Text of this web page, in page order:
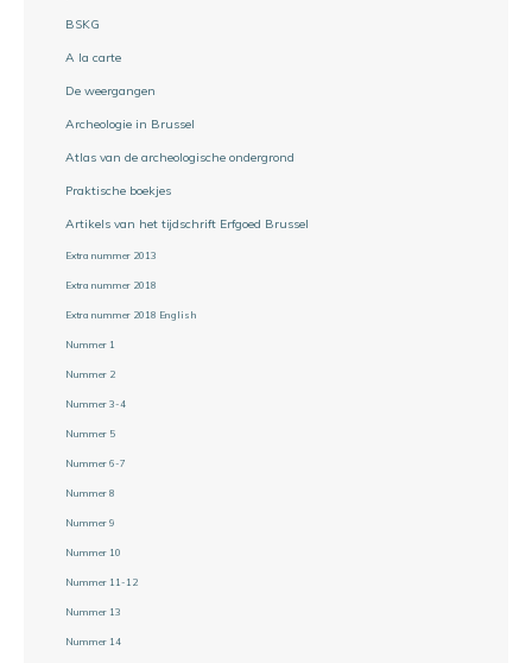
BSKG
A la carte
De weergangen
Archeologie in Brussel
Atlas van de archeologische ondergrond
Praktische boekjes
Artikels van het tijdschrift Erfgoed Brussel
Extra nummer 2013
Extra nummer 2018
Extra nummer 2018 English
Nummer 1
Nummer 2
Nummer 3-4
Nummer 5
Nummer 6-7
Nummer 8
Nummer 9
Nummer 10
Nummer 11-12
Nummer 13
Nummer 14